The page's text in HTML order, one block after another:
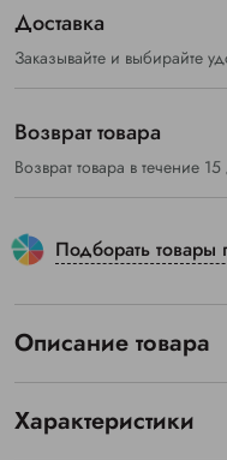
Доставка
Заказывайте и выбирайте
Возврат товара
Возврат товара в течение
Подборать товары
Описание товара
Характеристики